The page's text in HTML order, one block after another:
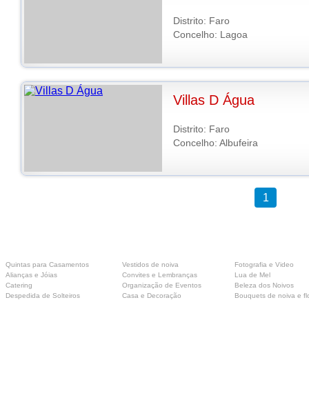
Distrito: Faro
Concelho: Lagoa
Villas D Água
Distrito: Faro
Concelho: Albufeira
1
Quintas para Casamentos Vestidos de noiva
Fotografia e Video
Alianças e Jóias
Convites e Lembranças
Lua de Mel
Catering
Organização de Eventos
Beleza dos Noivos
Despedida de Solteiros
Casa e Decoração Bouquets de noiva e